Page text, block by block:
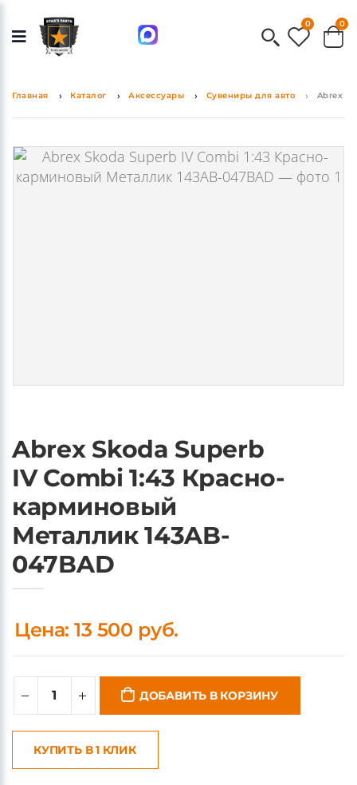
0 0
Главная Каталог Аксессуары Сувениры для авто Abrex
Abrex Skoda Superb
IV Combi 1:43 Красно-
карминовый
Металлик 143AB-
047BAD
Цена: 13 500 руб.
ДОБАВИТЬ В КОРЗИНУ
КУПИТЬ В 1 КЛИК